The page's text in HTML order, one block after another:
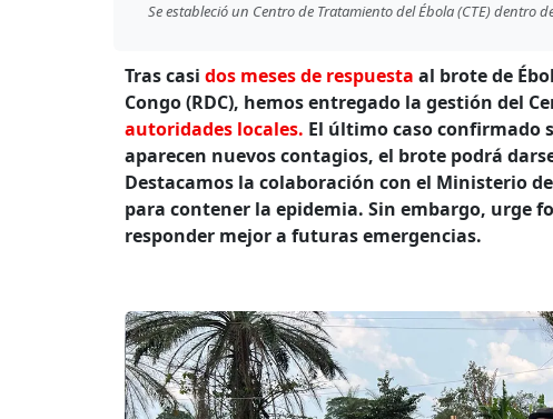
Se estableció un Centro de Tratamiento del Ébola (CTE) dentro
Tras casi dos meses de respuesta al brote de
Congo (RDC), hemos entregado la gestión del
autoridades locales. El último caso confirmado
aparecen nuevos contagios, el brote podrá
Destacamos la colaboración con el Ministerio
para contener la epidemia. Sin embargo, urge
responder mejor a futuras emergencias.